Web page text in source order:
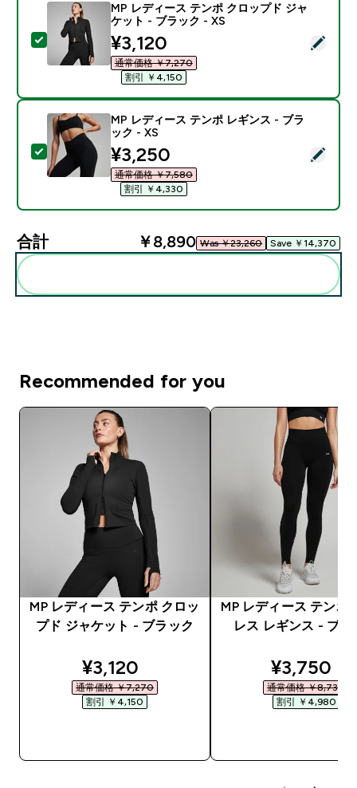
この商品を選択 - MP レディース テンポ クロップド
MP レディース テンポ クロップド ジャ
ケット - ブラック - XS
discounted price
¥3,120‎
通常価格 ￥7,270‎
割引 ￥4,150‎
この商品を選択 - MP レディース テンポ レギンス -
MP レディース テンポ レギンス - ブラ
ック - XS
discounted price
¥3,250‎
通常価格 ￥7,580‎
割引 ￥4,330‎
合計 ￥8,890‎ Was ￥23,260‎ Save ￥14,370‎
Recommended for you
MP レディース テンポ クロッ
プド ジャケット - ブラック
discounted price
¥3,120‎
通常価格 ￥7,270‎
割引 ￥4,150‎
MP レディース テンポ
レス レギンス - ブラ
¥3,750‎
通常価格 ￥8,730‎
割引 ￥4,980‎